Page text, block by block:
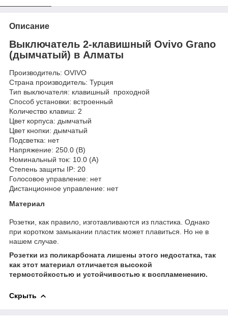
Описание
Выключатель 2-клавишный Ovivo Grano
(дымчатый) в Алматы
Производитель: OVIVO
Страна производитель: Турция
Тип выключателя: клавишный проходной
Способ установки: встроенный
Количество клавиш: 2
Цвет корпуса: дымчатый
Цвет кнопки: дымчатый
Подсветка: нет
Напряжение: 250.0 (В)
Номинальный ток: 10.0 (А)
Степень защиты IP: 20
Голосовое управление: нет
Дистанционное управление: нет
Материал
Розетки, как правило, изготавливаются из пластика. Однако
при коротком замыкании пластик может плавиться. Но не в
нашем случае.
Розетки из поликарбоната лишены этого недостатка, так
как этот материал отличается высокой
термостойкостью и устойчивостью к воспламенению.
Скрыть